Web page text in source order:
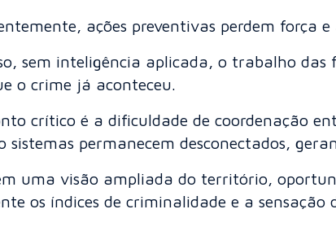
ações preventivas perdem força
sem inteligência aplicada, o trabalho
o crime já aconteceu.
crítico é a dificuldade de coordenação
sistemas permanecem desconectados,
uma visão ampliada do território,
os índices de criminalidade e a sensação